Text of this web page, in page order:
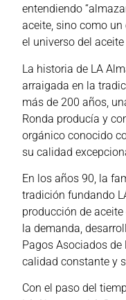
entendiendo
aceite, sino como
el universo del
La historia de LA
arraigada en la
más de 200 años,
Ronda producía y
orgánico conocido
su calidad
En los años 90, la
tradición fundando
producción de
la demanda,
Pagos Asociados
calidad constante y
Con el paso del